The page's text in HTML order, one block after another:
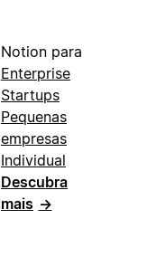
Notion para
Enterprise
Startups
Pequenas
empresas
Individual
Descubra
mais →